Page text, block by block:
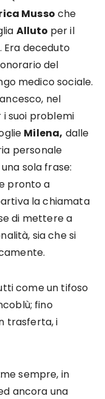
Musso che
Alluto per il
Era deceduto
del
medico sociale.
nel
suoi problemi
Milena, dalle
personale
sola frase:
pronto a
la chiamata
di mettere a
sia che si
come un tifoso
fino
trasferta, i
sempre, in
ancora una